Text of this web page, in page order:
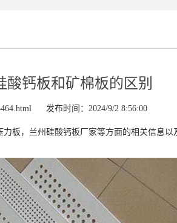
钙板和矿棉板的区别
发布时间：2024/9/2 8:56:00
力板，兰州硅酸钙板厂家等方面的相关信息以